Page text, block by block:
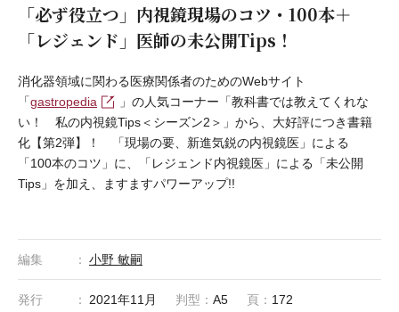
「必ず役立つ」内視鏡現場のコツ・100本＋
「レジェンド」医師の未公開Tips！
消化器領域に関わる医療関係者のためのWebサイト
「gastropedia
」の人気コーナー「教科書では教えてくれな
い！ 私の内視鏡Tips＜シーズン2＞」から、大好評につき書籍
化【第2弾】！ 「現場の要、新進気鋭の内視鏡医」による
「100本のコツ」に、「レジェンド内視鏡医」による「未公開
Tips」を加え、ますますパワーアップ!!
編集 小野 敏嗣
発行 2021年11月 判型： A5 頁： 172